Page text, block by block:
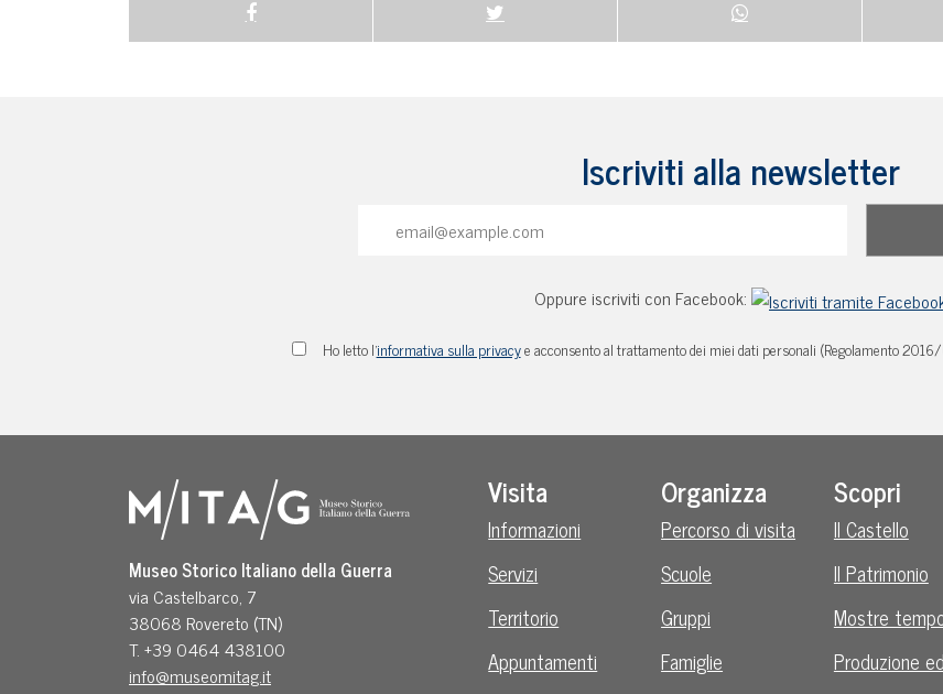
Iscriviti alla newsletter
Oppure iscriviti con Facebook:
Ho letto l'informativa sulla privacye acconsento al trattamento dei miei dati personali (Regolamento
Museo Storico Italiano della Guerra
via Castelbarco, 7
38068 Rovereto (TN)
T. +39 0464 438100
info@museomitag.it
Visita
Informazioni
Servizi
Territorio
Appuntamenti
Organizza
Percorso di visita
Scuole
Gruppi
Famiglie
Scopri
Il Castello
Il Patrimonio
Mostre
Produzione